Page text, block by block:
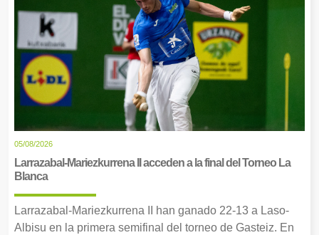
05/08/2026
Larrazabal-Mariezkurrena II acceden a la final del Torneo La
Blanca
Larrazabal-Mariezkurrena II han ganado 22-13 a Laso-
Albisu en la primera semifinal del torneo de Gasteiz. En